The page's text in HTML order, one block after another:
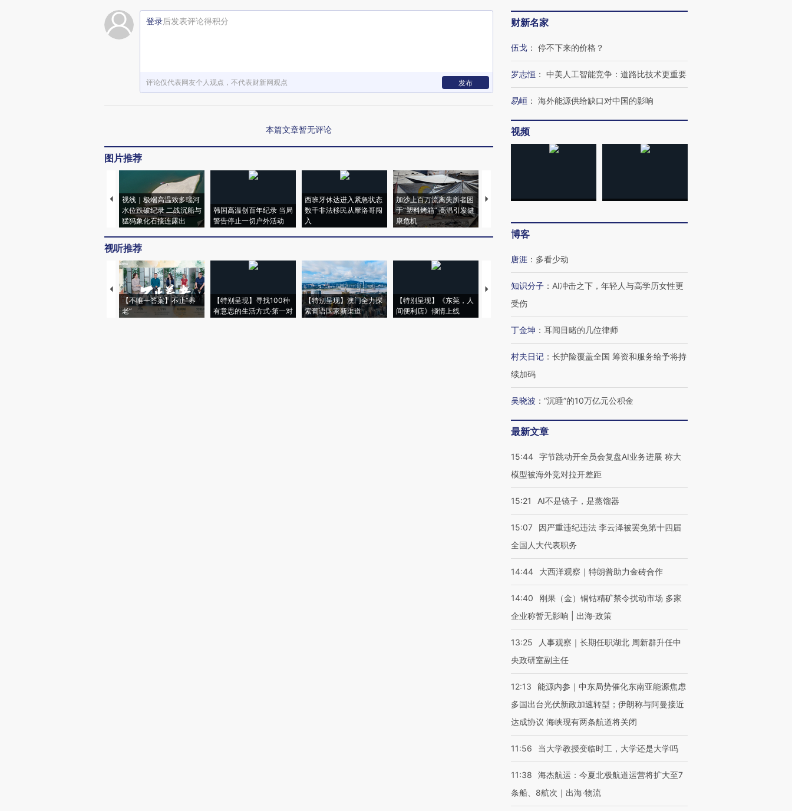
登录后发表评论得积分
评论仅代表网友个人观点，不代表财新网观点 发布
本篇文章暂无评论
图片推荐
视线｜极端高温致多瑙河
水位跌破纪录 二战沉船与
猛犸象化石接连露出
韩国高温创百年纪录 当局
警告停止一切户外活动
西班牙休达进入紧急状态
数千非法移民从摩洛哥闯
入
加沙上百万流离失所者困
于“塑料烤箱” 高温引发健
康危机
视线｜HYROX的吸金
心“花钱找虐”？
马航飞行员跨国走私7万
毒品
视线｜被称为“蟑螂”的印
育部长拱下台
视听推荐
【不唯一答案】不止“养
老”
【特别呈现】寻找100种
有意思的生活方式·第一对
【特别呈现】澳门全力探
索葡语国家新渠道
【特别呈现】《东莞，人
间便利店》倾情上线
【推广】走进第四届链博
会，让数智科技“链”接产
【商旅对话】华住集团
财新名家
伍戈 ： 停不下来的价格？
罗志恒 ： 中美人工智能竞争：道路比技术更重要
易峘 ： 海外能源供给缺口对中国的影响
视频
博客
唐涯 ： 多看少动
知识分子 ： AI冲击之下，年轻人与高学历女性更
受伤
丁金坤 ： 耳闻目睹的几位律师
村夫日记 ： 长护险覆盖全国 筹资和服务给予将持
续加码
吴晓波 ： “沉睡”的10万亿元公积金
最新文章
15:44 字节跳动开全员会复盘AI业务进展 称大
模型被海外竞对拉开差距
15:21 AI不是镜子，是蒸馏器
15:07
因严重违纪违法 李云泽被罢免第十四届
全国人大代表职务
14:44 大西洋观察｜特朗普助力金砖合作
14:40
刚果（金）铜钴精矿禁令扰动市场 多家
企业称暂无影响 | 出海·政策
13:25
人事观察｜长期任职湖北 周新群升任中
央政研室副主任
12:13
能源内参｜中东局势催化东南亚能源焦虑
多国出台光伏新政加速转型；伊朗称与阿曼接近
达成协议 海峡现有两条航道将关闭
11:56 当大学教授变临时工，大学还是大学吗
11:38
海杰航运：今夏北极航道运营将扩大至7
条船、8航次｜出海·物流